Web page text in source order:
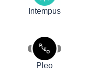
Intempus
Pleo